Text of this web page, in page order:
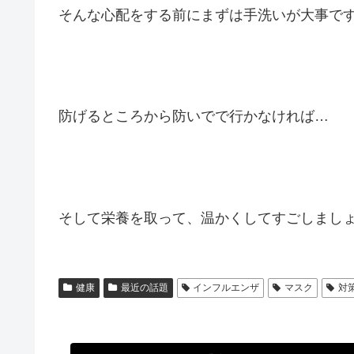
そんな心配をする前にまずは手洗いが大事です
防げるところから防いでで行かなければ…
そして栄養を取って、温かくしてすごしまし
健康 最近の話題 インフルエンザ マスク 対